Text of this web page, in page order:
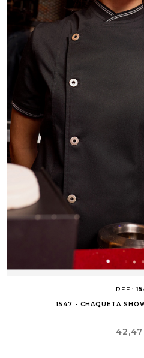
REF.:
1547 - CHAQUETA
Precio